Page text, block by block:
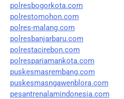
polresbogorkota.com
polrestomohon.com
polres-malang.com
polresbanjarbaru.com
polrestacirebon.com
polrespariamankota.com
puskesmasrembang.com
puskesmasngawenblora.com
pesantrenalamindonesia.com